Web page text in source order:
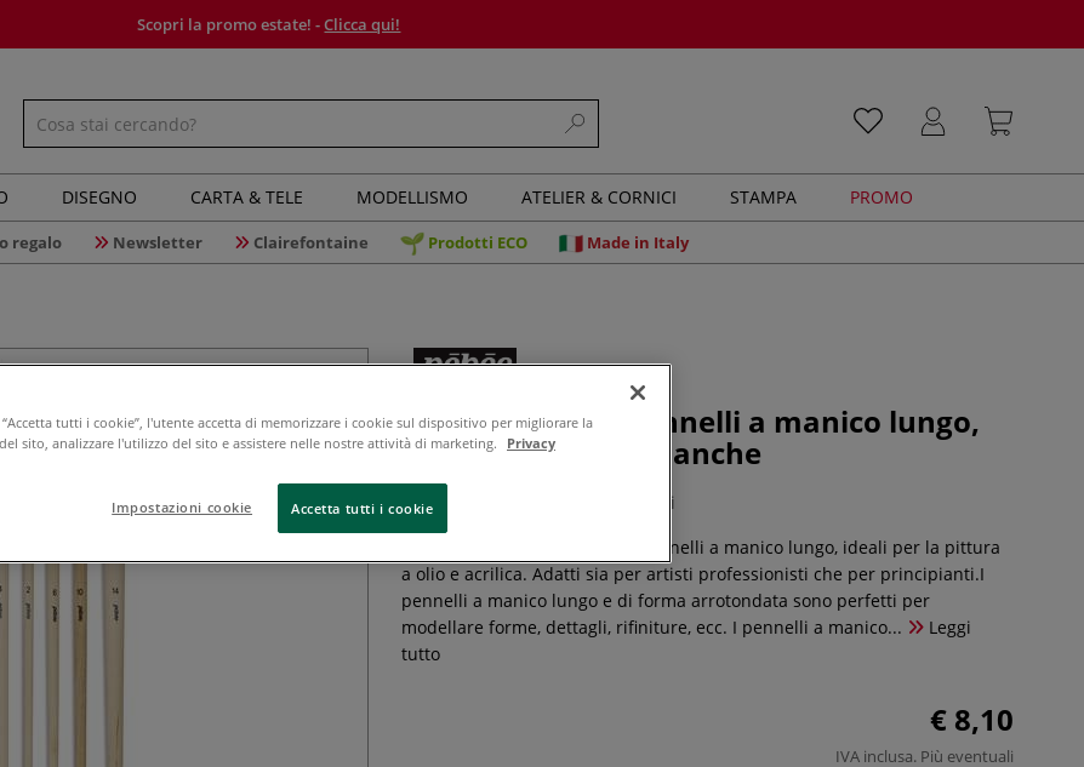
Scopri la promo estate! -Clicca qui!
DISEGNO CARTA & TELE MODELLISMO ATELIER & CORNICI STAMPA PROMO
regalo Newsletter Clairefontaine Prodotti ECO Made in Italy
Pébéo - Set di 8 pennelli a manico lungo,
setole sintetiche bianche
0 recensioni
Questo set Pébéo contiene 8 pennelli a manico lungo, ideali per la pittura
a olio e acrilica. Adatti sia per artisti professionisti che per principianti.I
pennelli a manico lungo e di forma arrotondata sono perfetti per
modellare forme, dettagli, rifiniture, ecc. I pennelli a manico...
Leggi
tutto
€ 8,10
IVA inclusa. Più eventuali
tutti i cookie”, l'utente accetta di memorizzare i cookie sul dispositivo per migliorare la
sito, analizzare l'utilizzo del sito e assistere nelle nostre attività di marketing.
Privacy
Impostazioni cookie Accetta tutti i cookie